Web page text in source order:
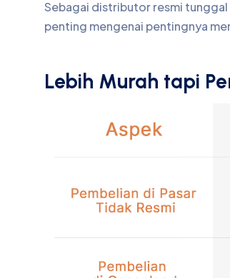
Sebagai distributor resmi tunggal
penting mengenai pentingnya
Lebih Murah tapi